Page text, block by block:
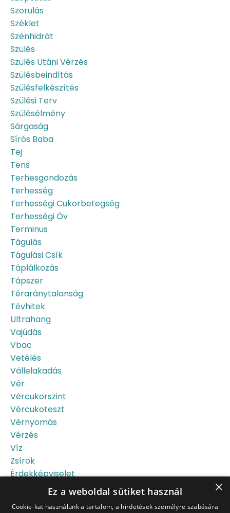
Szorulás
Széklet
Szénhidrát
Szülés
Szülés Utáni Vérzés
Szülésbeindítás
Szülésfelkészítés
Szülési Terv
Szülésélmény
Sárgaság
Sírós Baba
Tej
Tens
Terhesgondozás
Terhesség
Terhességi Cukorbetegség
Terhességi Öv
Terminus
Tágulás
Tágulási Csík
Táplálkozás
Tápszer
Téraránytalanság
Tévhitek
Ultrahang
Vajúdás
Vbac
Vetélés
Vállelakadás
Vér
Vércukorszint
Vércukoteszt
Vérnyomás
Vérzés
Víz
Zsírok
Érdekképviselet
×
Ez a weboldal sütiket használ
Cookie-kat használunk a tartalom, a hirdetések személyre szabására